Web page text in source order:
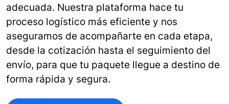
adecuada. Nuestra plataforma hace tu
proceso logístico más eficiente y nos
aseguramos de acompañarte en cada etapa,
desde la cotización hasta el seguimiento del
envío, para que tu paquete llegue a destino de
forma rápida y segura.